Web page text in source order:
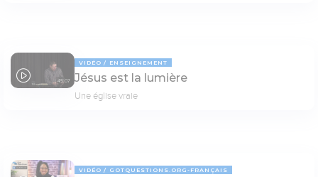
45:07
VIDÉO ENSEIGNEMENT
Jésus est la lumière
Une église vraie
VIDÉO GOTQUESTIONS.ORG-FRANÇAIS